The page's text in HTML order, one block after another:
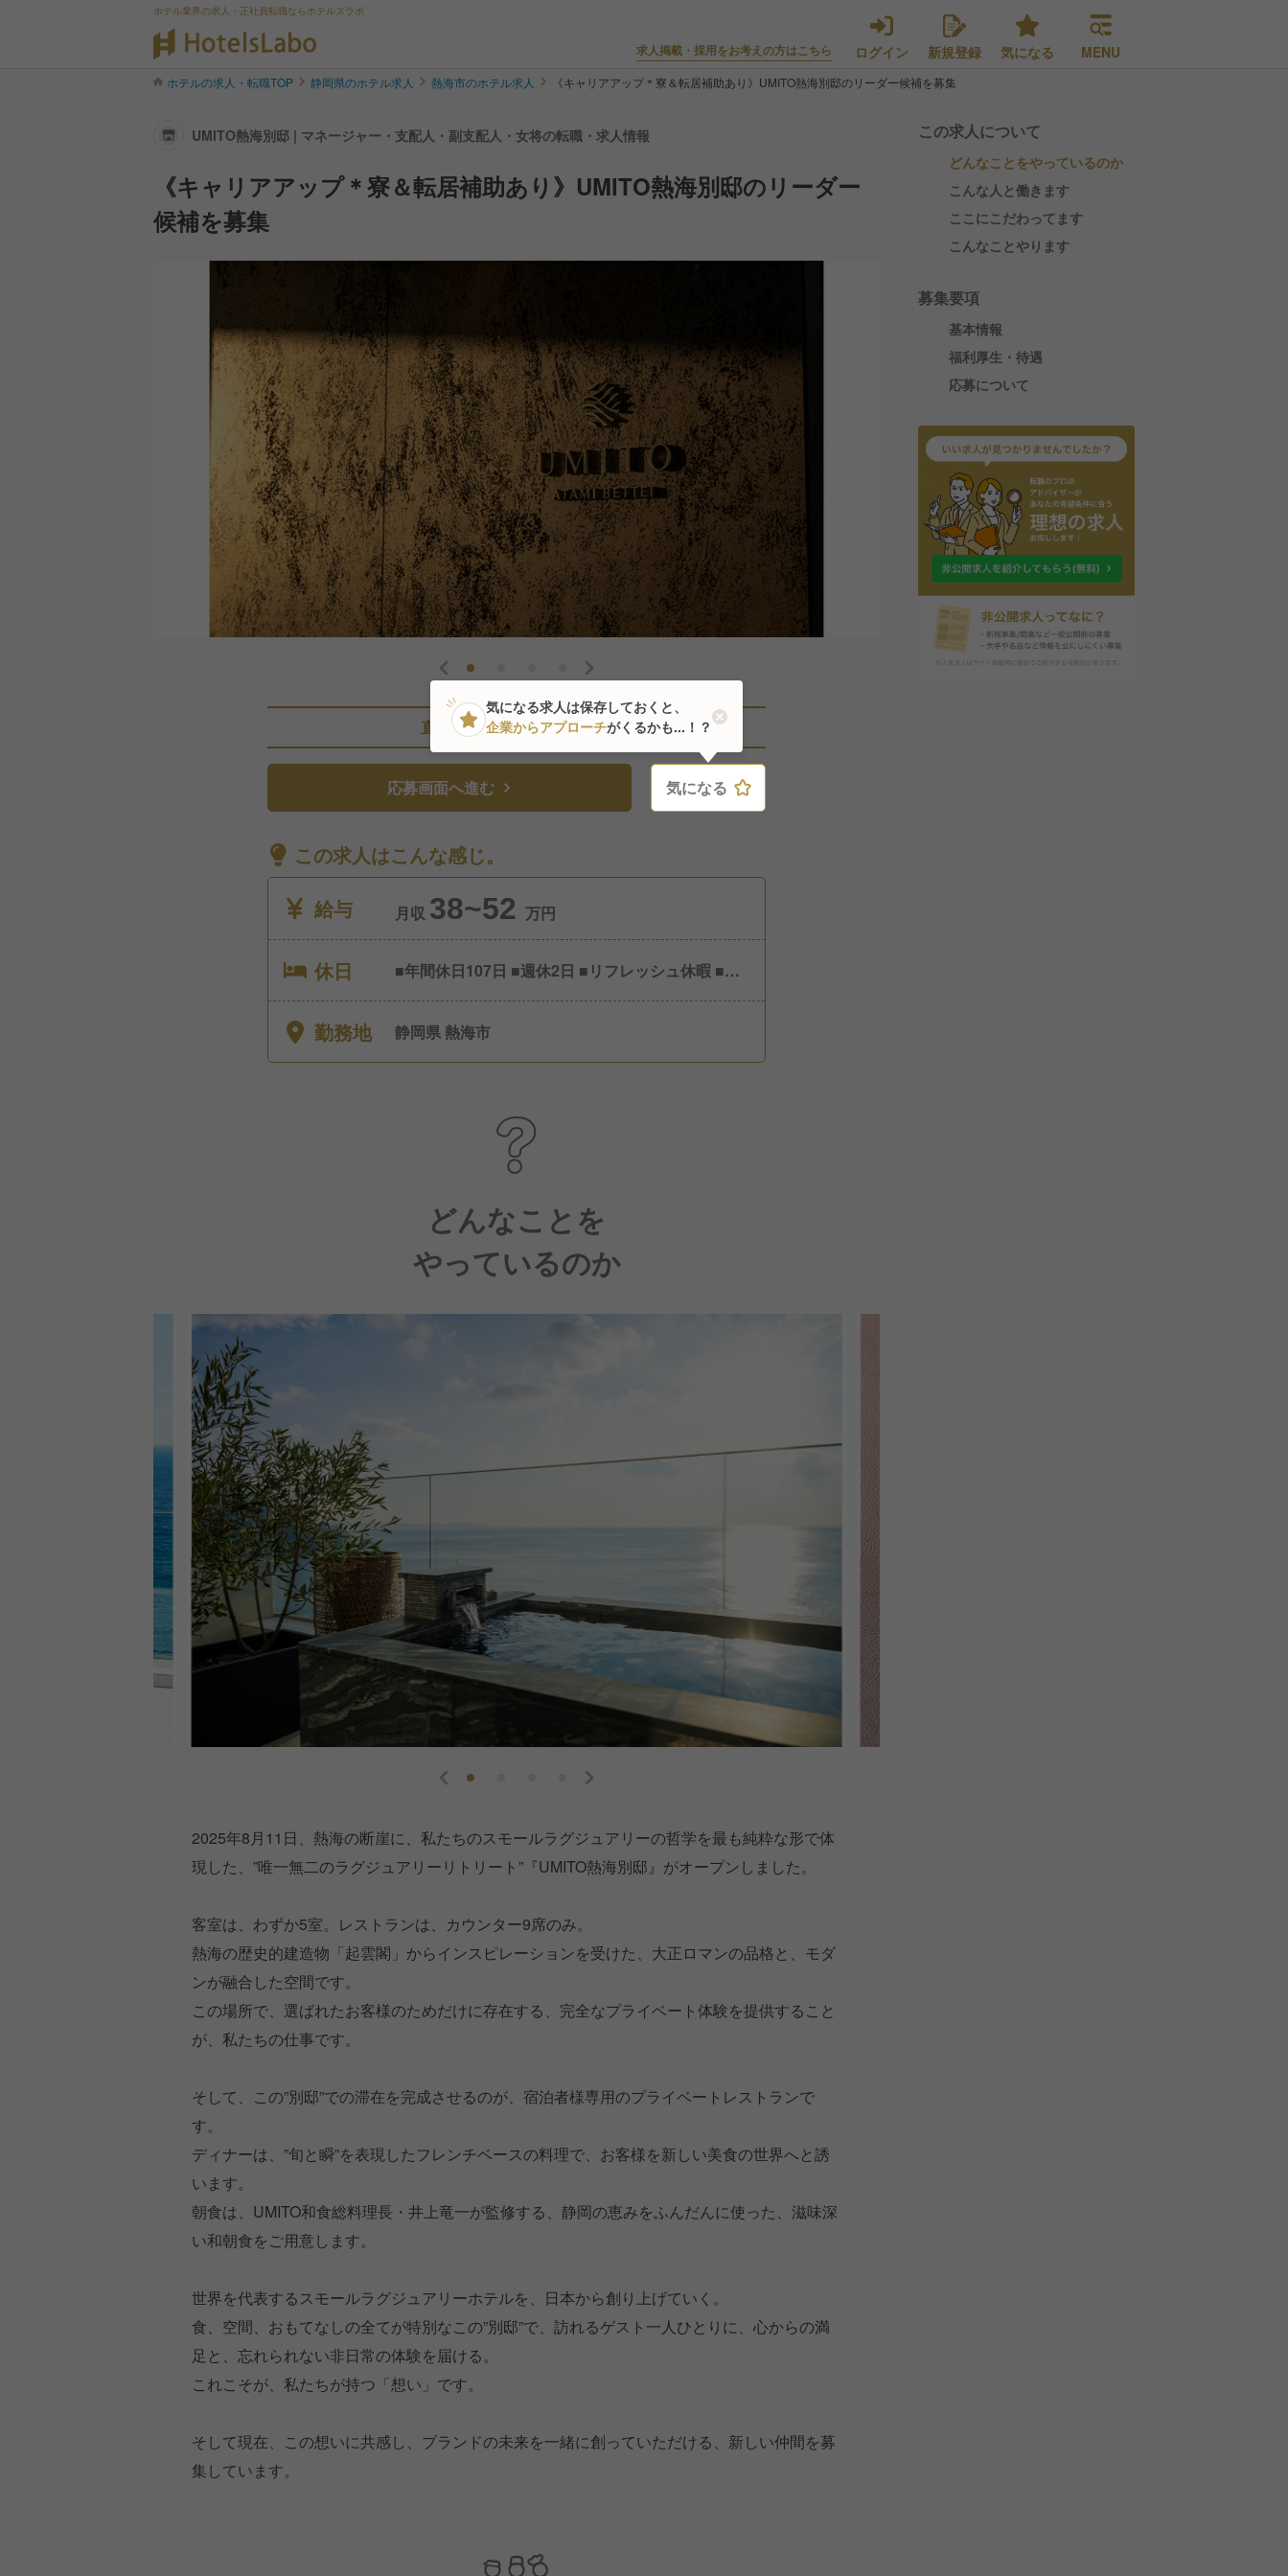
ホテル業界の求人・正社員転職ならホテルズラボ
求人掲載・採用をお考えの方はこちら ログイン 新規登録 気になる MENU
ホテルの求人・転職TOP 静岡県のホテル求人 熱海市のホテル求人 《キャリアアップ＊寮＆転居補助あり》UMITO熱海別邸のリーダー候補を募集
UMITO熱海別邸 | マネージャー・支配人・副支配人・女将の転職・求人情報
《キャリアアップ＊寮＆転居補助あり》UMITO熱海別邸のリーダー
候補を募集
直近9人がこの求人を検討中
応募画面へ進む 気になる
この求人はこんな感じ。
給与
月収 38~52 万円
休日
■年間休日107日 ■週休2日 ■リフレッシュ休暇 ■有
勤務地 静岡県 熱海市
どんなことを
やっているのか
2025年8月11日、熱海の断崖に、私たちのスモールラグジュアリーの哲学を最も純粋な形で体
現した、”唯一無二のラグジュアリーリトリート”『UMITO熱海別邸』がオープンしました。
客室は、わずか5室。レストランは、カウンター9席のみ。
熱海の歴史的建造物「起雲閣」からインスピレーションを受けた、大正ロマンの品格と、モダ
ンが融合した空間です。
この場所で、選ばれたお客様のためだけに存在する、完全なプライベート体験を提供すること
が、私たちの仕事です。
そして、この”別邸”での滞在を完成させるのが、宿泊者様専用のプライベートレストランで
す。
ディナーは、”旬と瞬”を表現したフレンチベースの料理で、お客様を新しい美食の世界へと誘
います。
朝食は、UMITO和食総料理長・井上竜一が監修する、静岡の恵みをふんだんに使った、滋味深
い和朝食をご用意します。
世界を代表するスモールラグジュアリーホテルを、日本から創り上げていく。
食、空間、おもてなしの全てが特別なこの”別邸”で、訪れるゲスト一人ひとりに、心からの満
足と、忘れられない非日常の体験を届ける。
これこそが、私たちが持つ「想い」です。
そして現在、この想いに共感し、ブランドの未来を一緒に創っていただける、新しい仲間を募
集しています。
この求人について
どんなことをやっているのか
こんな人と働きます
ここにこだわってます
こんなことやります
募集要項
基本情報
福利厚生・待遇
応募について
気になる
気になる求人は保存しておくと、
企業からアプローチがくるかも...！？